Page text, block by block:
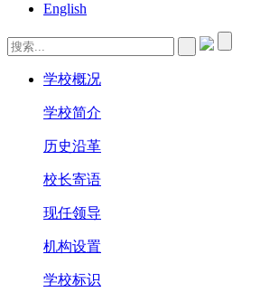
English
学校概况
学校简介
历史沿革
校长寄语
现任领导
机构设置
学校标识